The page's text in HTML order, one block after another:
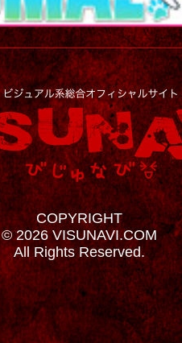
COPYRIGHT
© 2026 VISUNAVI.COM
All Rights Reserved.